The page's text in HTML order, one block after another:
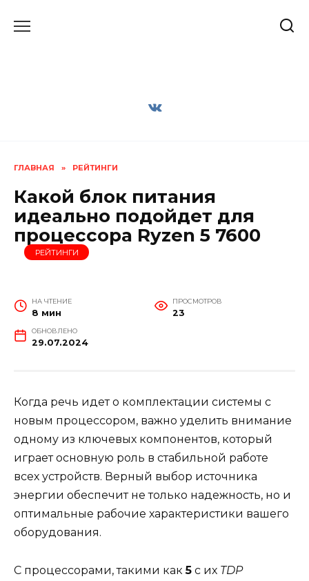
ГЛАВНАЯ » РЕЙТИНГИ
Какой блок питания
идеально подойдет для
процессора Ryzen 5 7600
РЕЙТИНГИ
НА ЧТЕНИЕ
8 мин
ПРОСМОТРОВ
23
ОБНОВЛЕНО
29.07.2024
Когда речь идет о комплектации системы с
новым процессором, важно уделить внимание
одному из ключевых компонентов, который
играет основную роль в стабильной работе
всех устройств. Верный выбор источника
энергии обеспечит не только надежность, но и
оптимальные рабочие характеристики вашего
оборудования.
С процессорами, такими как5 с их TDP